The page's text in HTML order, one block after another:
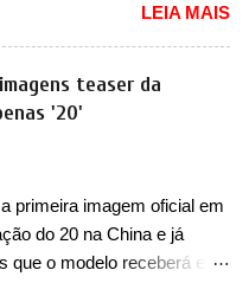
nos irmãos Pulse e
é mais do que uma
revolução no
Há alguns anos era
uma picape chagaria ao
que isso: ela é a prova viva
se mexe sim. Ao
ela...
Corsa, o mais
ranking que perdurou no
início de 2012 e com
lançamento da
a concorrência. Nesse
a nova geração do
geração feita do zero,
por suas formas
do Gol, outro Volkswagen
LEIA MAIS
teaser da
'20'
primeira imagem oficial em
do 20 na China e já
que o modelo receberá em